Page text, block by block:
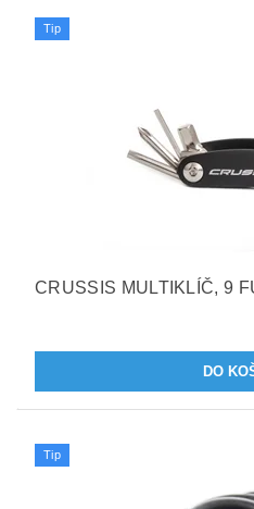
Tip
CRUSSIS MULTIKLÍČ, 9
Tip